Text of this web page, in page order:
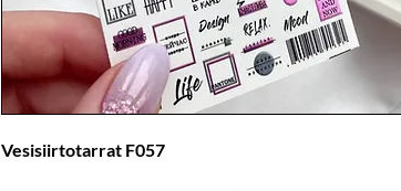
Vesisiirtotarrat F057